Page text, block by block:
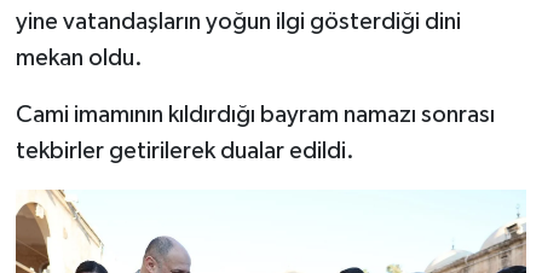
yine vatandaşların yoğun ilgi gösterdiği dini
mekan oldu.
Cami imamının kıldırdığı bayram namazı sonrası
tekbirler getirilerek dualar edildi.